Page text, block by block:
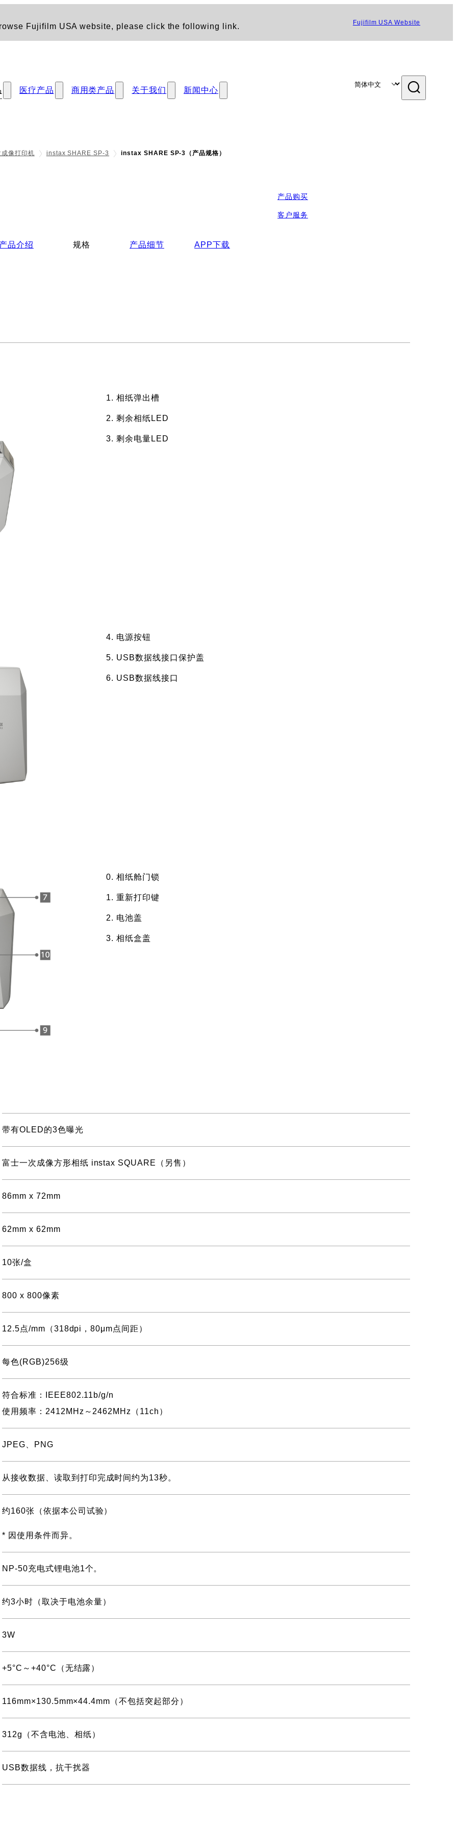
Fujifilm USA website, please click the following link. Fujifilm USA Website
医疗产品 商用类产品 关于我们 新闻中心
像打印机 instax SHARE SP-3 instax SHARE SP-3（产品规格）
产品购买
客户服务
品介绍 规格 产品细节 APP下载
相纸弹出槽
剩余相纸LED
剩余电量LED
电源按钮
USB数据线接口保护盖
USB数据线接口
相纸舱门锁
重新打印键
电池盖
相纸盒盖
带有OLED的3色曝光
富士一次成像方形相纸 instax SQUARE（另售）
86mm x 72mm
62mm x 62mm
10张/盒
800 x 800像素
12.5点/mm（318dpi，80μm点间距）
每色(RGB)256级
符合标准：IEEE802.11b/g/n
使用频率：2412MHz～2462MHz（11ch）
JPEG、PNG
从接收数据、读取到打印完成时间约为13秒。
约160张（依据本公司试验）
* 因使用条件而异。
NP-50充电式锂电池1个。
约3小时（取决于电池余量）
3W
+5°C～+40°C（无结露）
116mm×130.5mm×44.4mm（不包括突起部分）
312g（不含电池、相纸）
USB数据线，抗干扰器